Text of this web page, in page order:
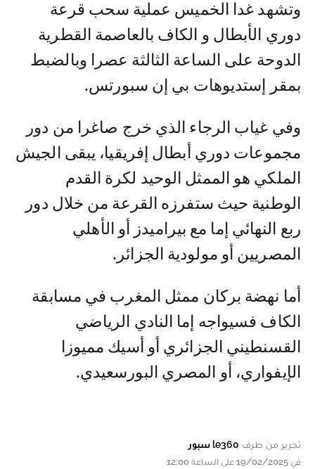
و تشهد غدا الخميس عملية سحب قرعة
دوري الأبطال و الكاف بالعاصمة القطرية
الدوحة على الساعة الثالثة عصرا وبالضبط
بمقر إستديوهات بي إن سبورتس.
وفي غياب الرجاء الذي خرج صاغرا من دور
مجموعات دوري أبطال إفريقيا، يبقى الجيش
الملكي هو الممثل الوحيد لكرة القدم
الوطنية حيث ستفرزه القرعة من خلال دور
ربع النهائي إما مع بيراميدز أو الأهلي
المصريين أو مولودية الجزائر.
أما نهضة بركان ممثل المغرب في مسابقة
الكاف فسيواجه إما النادي الرياضي
القسنطيني الجزائري أو أسيك مميوزا
الإيفواري، أو المصري البورسعيدي.
تحرير من طرف le360 سبور
في 19/02/2025 على الساعة 12:00